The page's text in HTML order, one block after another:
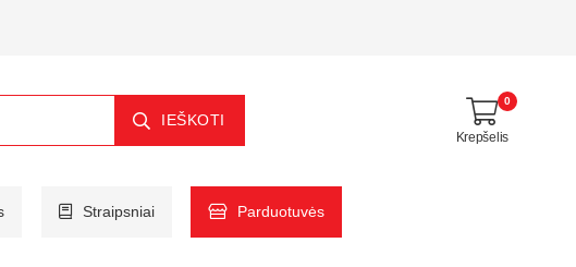
IEŠKOTI
0
Krepšelis
Straipsniai Parduotuvės